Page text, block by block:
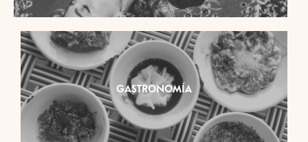
GASTRONOMÍA